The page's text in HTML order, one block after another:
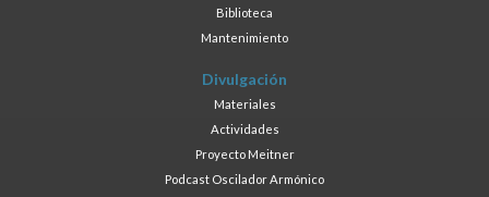
Biblioteca
Mantenimiento
Divulgación
Materiales
Actividades
Proyecto Meitner
Podcast Oscilador Armónico